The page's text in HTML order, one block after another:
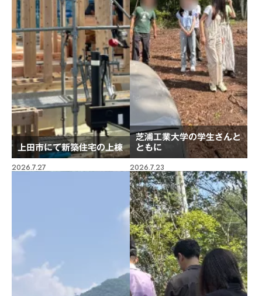
上田市にて新築住宅の上棟
芝浦工業大学の学生さんと
ともに
2026.7.27 2026.7.23